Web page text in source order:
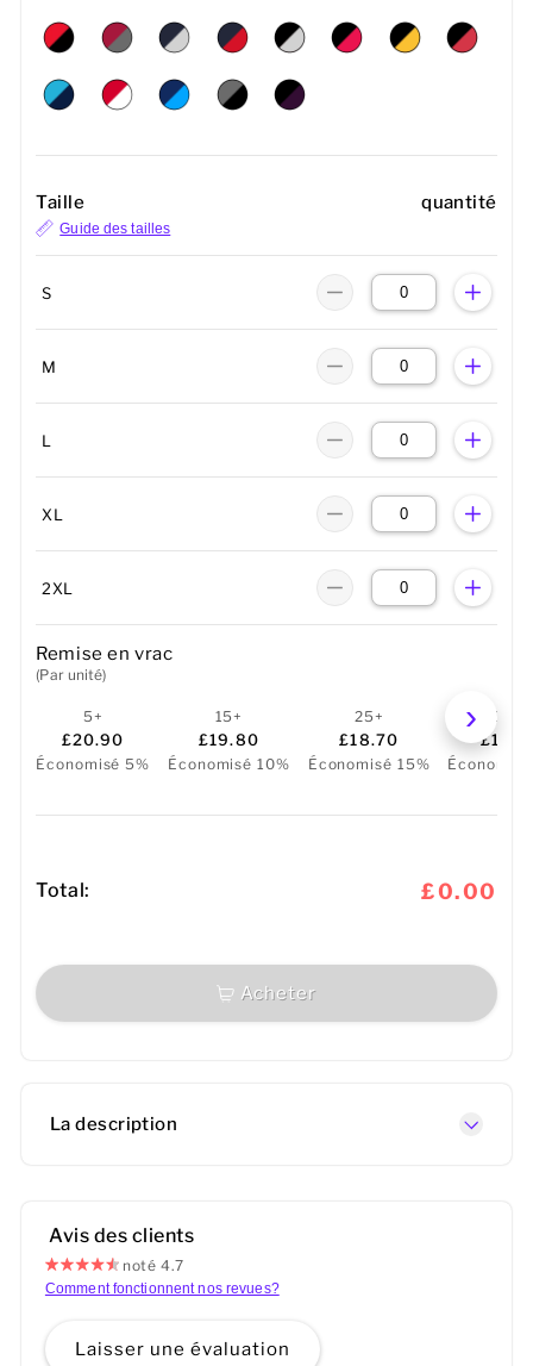
Taille quantité
Guide des tailles
S
M
L
XL
2XL
Remise en vrac
(Par unité)
5+
£20.90
Économisé 5%
15+
£19.80
Économisé 10%
25+
£18.70
Économisé 15%
50+
Total: £0.00
Acheter
La description
Avis des clients
noté 4.7
Comment fonctionnent nos revues?
Laisser une évaluation